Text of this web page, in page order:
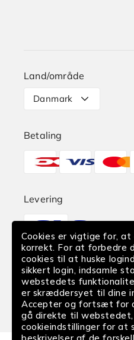
Reklamation
Find butik
EAN-Betaling
Fortrydelse af køb
Land/område
Danmark
Betaling
Levering
missing:
Følg os
FacebookInstagramYouTube
Cookies er vigtige for,
korrekt. For at forbedre
cookies til at huske
sikkert login, indsamle
webstedets
er skræddersyet til dine
Accepter og fortsæt for
gå direkte til webstedet,
cookieindstillinger for at